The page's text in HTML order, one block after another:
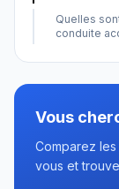
Quelles
conduite
Vous
Comparez
vous et